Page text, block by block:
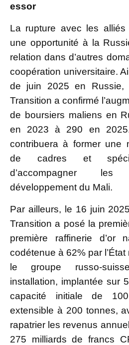
essor
La rupture avec les alliés
une opportunité à la
relation dans d’autres
coopération universitaire.
de juin 2025 en Russie,
Transition a confirmé
de boursiers maliens en
en 2023 à 290 en
contribuera à former une
de cadres et
d’accompagner
développement du Mali.
Par ailleurs, le 16 juin
Transition a posé la
première raffinerie d’or
codétenue à 62% par
le groupe russo-
installation, implantée sur
capacité initiale de
extensible à 200 tonnes,
rapatrier les revenus
275 milliards de francs